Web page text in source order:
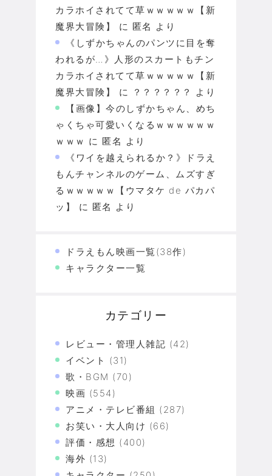
カラホイされてて草ｗｗｗｗｗ【新
魔界大冒険】
に 匿名 より
《しずかちゃんのパンツに目を奪
われるが…》人形のスカートもチン
カラホイされてて草ｗｗｗｗｗ【新
魔界大冒険】
に ？？？？？？
より
【画像】今のしずかちゃん、めち
ゃくちゃ可愛いくなるｗｗｗｗｗｗ
ｗｗｗ に 匿名 より
《ワイを越えられるか？》ドラえ
もんチャンネルのゲーム、ムズすぎ
るｗｗｗｗｗ【ウマタケ de パカパ
ッ】
に 匿名 より
ドラえもん映画一覧(38作)
キャラクター一覧
カテゴリー
レビュー・管理人雑記 (42)
イベント (31)
歌・BGM (70)
映画 (554)
アニメ・テレビ番組 (287)
お笑い・大人向け (66)
評価・感想 (400)
海外 (13)